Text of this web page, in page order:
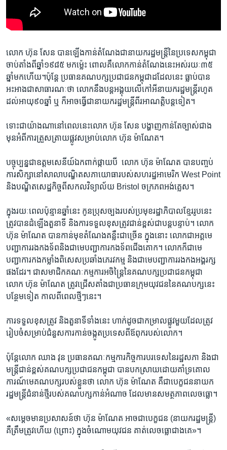
លោក​ ហ៊ុន សែន ​បាន​ឡើង​កាន់​តំណែង​ជា​នាយក​រដ្ឋមន្ត្រី​នៃ​ប្រទេស​កម្ពុជា​
ចាប់​តាំង​ពី​ឆ្នាំ​១៩៨៥​ មក​ម្ល៉េះ ពោល​គឺ​លោក​កាន់​តំណែង​នេះ​អស់​រយៈ​៣៥ ​
ឆ្នាំ​មក​ហើយ។​ប៉ុន្តែ ​ប្រធាន​គណបក្ស​ប្រជាជន​កម្ពុជា​ដដែល​នេះ ​ធ្លាប់​បាន​
អះអាង​ជា​សាធារណៈ​ថា ​លោក​នឹង​បន្ត​អង្គុយ​លើ​កៅអី​នាយក​រដ្ឋមន្ត្រី​រហូត​
ដល់​អាយុ​៩០​ឆ្នាំ ​ឬ​ ក៏​អាច​ធ្វើ​ជា​នាយក​រដ្ឋ​មន្ត្រី​ពីរ​អាណត្តិ​បន្ត​ទៀត។​
ទោះជាយ៉ាងណា​នៅពេល​នេះ​លោក ​ហ៊ុន សែន ​បង្ហាញ​កាន់​តែច្បាស់​ជាង​
មុន​អំពី​ការ​ត្រួស​ត្រាយ​ផ្លូវ​សម្រាប់​លោក ​ហ៊ុន ម៉ាណែត។​
បច្ចុប្បន្ន​ជា​ឧត្តម​សេនីយ៍ឯក​ពាក់​ផ្កាយ​បី ​ លោក ​ហ៊ុន ម៉ាណែត បាន​បញ្ចប់​
ការ​សិក្សា​នៅ​សាលា​បណ្ឌិត​សភា​យោធា​របស់​សហរដ្ឋ​អាមេរិក ​West Point
​និង​បណ្ឌិត​សេដ្ឋ​កិច្ច​ពី​សកល​វិទ្យាល័យ​ Bristol​ ចក្រភព​អង់គ្លេស។​
ក្នុង​រយៈ​ពេល​ប៉ុន្មាន​ឆ្នាំ​នេះ​ កូន​ប្រុស​ច្បងរបស់​ប្រមុខ​រដ្ឋាភិបាល​ខ្មែរ​រូប​នេះ​
ត្រូវ​បាន​ដំឡើង​តួនាទី​ និង​ការ​ទទួល​ខុស​ត្រូវ​ជាន់ខ្ពស់​ជា​បន្តបន្ទាប់។ ​លោក ​
ហ៊ុន ម៉ាណែត ​បាន​កាន់​មុខ​តំណែង​គន្លឹះ​ជាច្រើន​ ក្នុង​នោះ​ ​លោក​ជា​អគ្គ​មេ
បញ្ជាការ​រង​កងទ័ព​និង​ជា​មេ​បញ្ជាការ​កងទ័ព​ជើងគោក។ លោក​ក៏​ជា​មេ​
បញ្ជាការ​កង​កម្លាំង​ពិសេស​ប្រឆាំង​ភេរវកម្ម ​និង​ជា​មេ​បញ្ជាការ​រង​កង​អង្គរក្ស​
ផង​ដែរ។ ​ជា​សមាជិក​គណៈ​កម្មការ​អចិន្ត្រៃ​នៃ​គណបក្ស​ប្រជាជន​កម្ពុជា ​
លោក ​ហ៊ុន ម៉ាណែត ​ត្រូវ​ជ្រើស​តាំង​ជា​ប្រធាន​ក្រុម​យុវជន​នៃ​គណបក្ស​នេះ​
បន្ថែម​ទៀត ​កាល​ពី​ពេល​ថ្មីៗ​នេះ។​
ការ​ទទួល​ខុស​ត្រូវ ​និង​តួ​នាទី​ទាំង​នេះ ​ហាក់​ដូច​ជា​កម្រាល​ផ្លូវ​មួយ​ដែល​ត្រូវ​
រៀបចំ​សម្រាប់​ជំនួស​ការ​កាន់​ចង្កូត​ប្រទេស​ពីឪពុក​របស់​លោក។
ប៉ុន្តែ​លោក​ ឈាង វុន​ ប្រធាន​គណៈ​កម្មការ​កិច្ច​ការ​បរទេស​នៃ​រដ្ឋ​សភា​ និង​ជា​
មន្ត្រី​ជាន់​ខ្ពស់​គណបក្ស​ប្រជាជន​កម្ពុជា​ បាន​បក​ស្រាយ​ដោយ​គាំទ្រ​គោល​
ការណ៍​មេគណបក្ស​របស់​ខ្លួន​ថា​ លោក ​ហ៊ុន ម៉ាណែត​ គឺ​ជា​បេក្ខជន​នាយក​
រដ្ឋ​មន្ត្រី​ជំនាន់​ថ្មី​របស់​គណបក្ស​កាន់​អំណាច​ ដែល​មាន​សមត្ថភាព​លេច​ធ្លោ។​
«សម្តេច​មាន​ប្រសាសន៍​ថា ​ហ៊ុន ម៉ាណែត​ អាច​ជា​បេក្ខជន ​(នាយក​រដ្ឋមន្ត្រី)​
គឺ​ត្រឹមត្រូវ​ហើយ​ (ព្រោះ)​ ក្នុង​ចំណោម​យុវជន​ គាត់​លេច​ធ្លោ​ជាង​គេ»។​